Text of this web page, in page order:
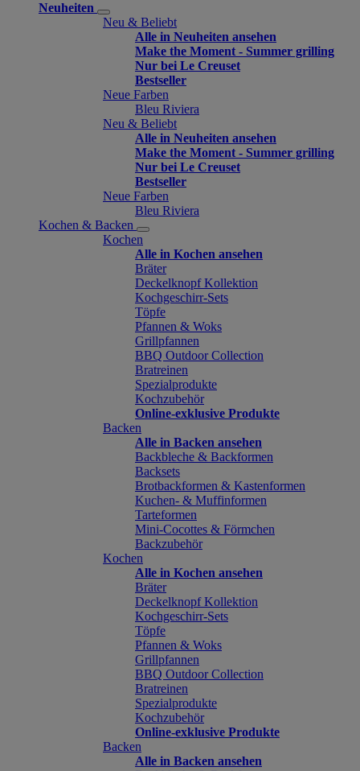
Neuheiten
Neu & Beliebt
Alle in Neuheiten ansehen
Make the Moment - Summer grilling
Nur bei Le Creuset
Bestseller
Neue Farben
Bleu Riviera
Neu & Beliebt
Alle in Neuheiten ansehen
Make the Moment - Summer grilling
Nur bei Le Creuset
Bestseller
Neue Farben
Bleu Riviera
Kochen & Backen
Kochen
Alle in Kochen ansehen
Bräter
Deckelknopf Kollektion
Kochgeschirr-Sets
Töpfe
Pfannen & Woks
Grillpfannen
BBQ Outdoor Collection
Bratreinen
Spezialprodukte
Kochzubehör
Online-exklusive Produkte
Backen
Alle in Backen ansehen
Backbleche & Backformen
Backsets
Brotbackformen & Kastenformen
Kuchen- & Muffinformen
Tarteformen
Mini-Cocottes & Förmchen
Backzubehör
Kochen
Alle in Kochen ansehen
Bräter
Deckelknopf Kollektion
Kochgeschirr-Sets
Töpfe
Pfannen & Woks
Grillpfannen
BBQ Outdoor Collection
Bratreinen
Spezialprodukte
Kochzubehör
Online-exklusive Produkte
Backen
Alle in Backen ansehen